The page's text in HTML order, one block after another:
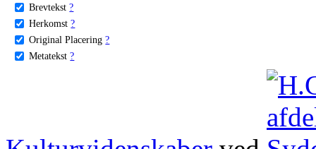
Brevtekst ?
Herkomst ?
Original Placering ?
Metatekst ?